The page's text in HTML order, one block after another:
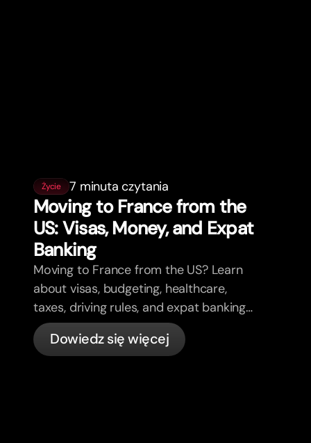
Życie 7 minuta czytania
Moving to France from the
US: Visas, Money, and Expat
Banking
Moving to France from the US? Learn
about visas, budgeting, healthcare,
taxes, driving rules, and expat banking
in France with bunq.
Dowiedz się więcej